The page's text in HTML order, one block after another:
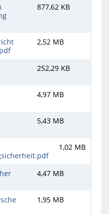
877,62 KB
2,52 MB
252,29 KB
4,97 MB
5,43 MB
1,02 MB
4,47 MB
1,95 MB